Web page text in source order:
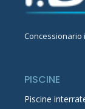
Concessionario
PISCINE
Piscine